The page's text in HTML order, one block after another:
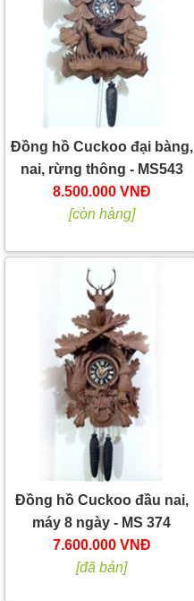
Đồng hồ Cuckoo đại bàng,
nai, rừng thông - MS543
8.500.000 VNĐ
[còn hàng]
Đồng hồ Cuckoo đầu nai,
máy 8 ngày - MS 374
7.600.000 VNĐ
[đã bán]